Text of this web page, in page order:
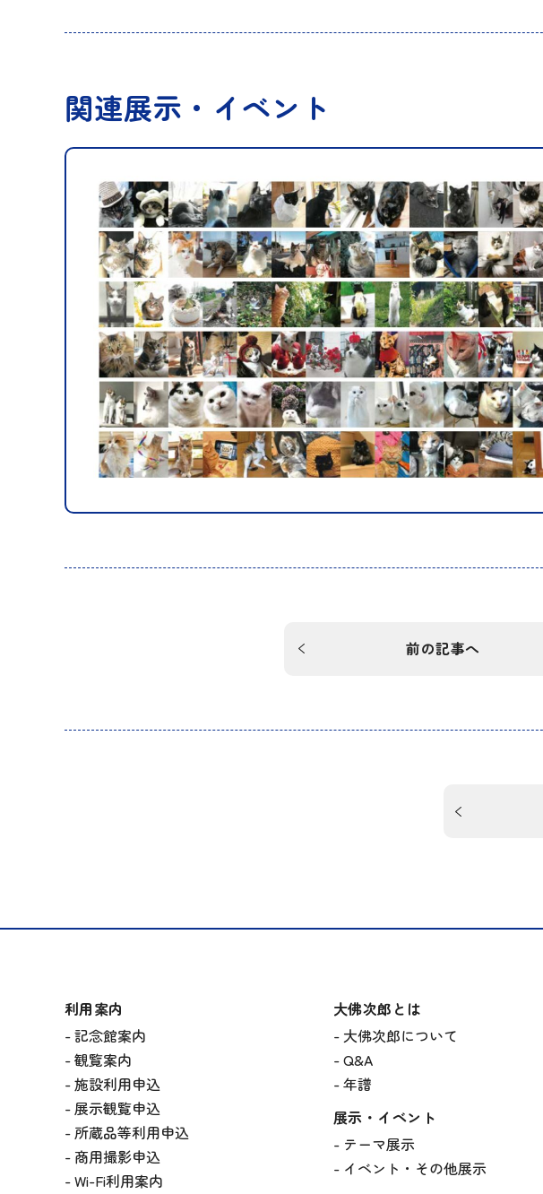
関連展示・イベント
前の記事へ
利用案内
記念館案内
観覧案内
施設利用申込
展示観覧申込
所蔵品等利用申込
商用撮影申込
Wi-Fi利用案内
大佛次郎とは
大佛次郎について
Q&A
年譜
展示・イベント
テーマ展示
イベント・その他展示